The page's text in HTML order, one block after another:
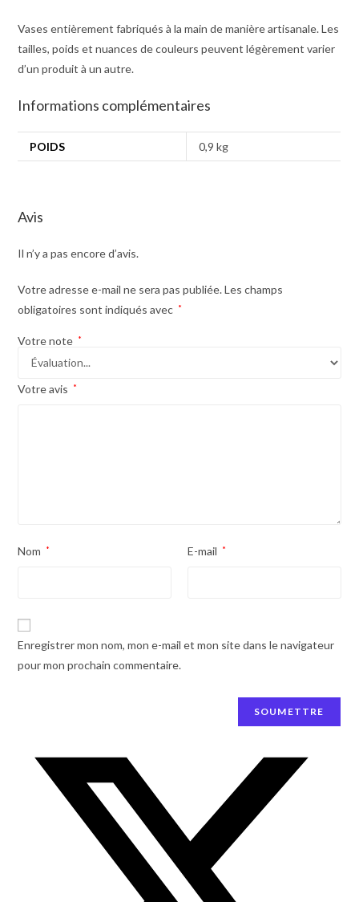
Vases entièrement fabriqués à la main de manière artisanale. Les
tailles, poids et nuances de couleurs peuvent légèrement varier
d’un produit à un autre.
Informations complémentaires
POIDS 0,9 kg
Avis
Il n’y a pas encore d’avis.
Votre adresse e-mail ne sera pas publiée. Les champs
obligatoires sont indiqués avec *
Votre note *
Votre avis *
Nom * E-mail *
Enregistrer mon nom, mon e-mail et mon site dans le navigateur
pour mon prochain commentaire.